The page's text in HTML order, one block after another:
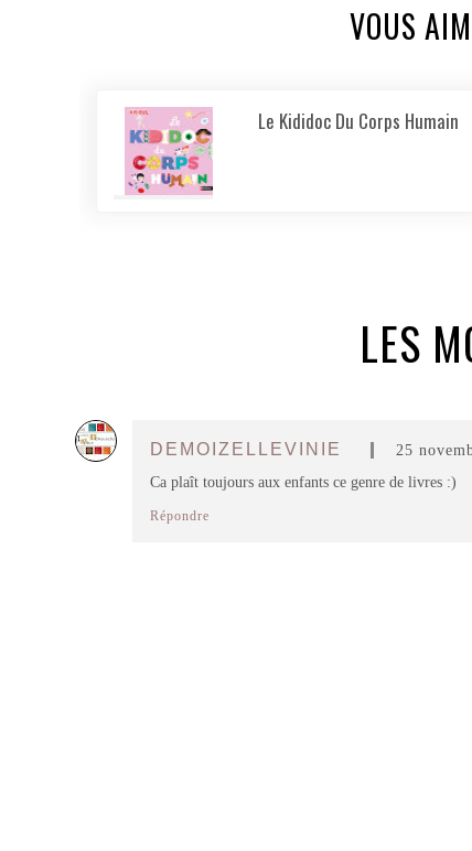
VOUS
Le Kididoc Du Corps Humain
LES
DEMOIZELLEVINIE
25
Ca plaît toujours aux enfants ce genre de livres :)
Répondre